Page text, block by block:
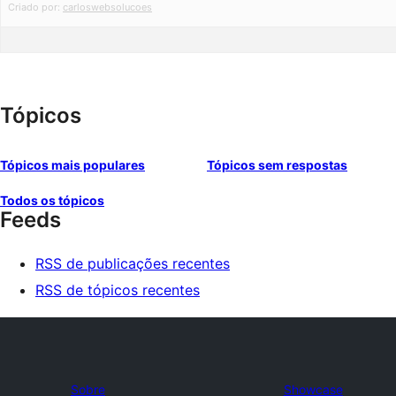
Criado por: carloswebsolucoes
Tópicos
Tópicos mais populares Tópicos sem respostas
Todos os tópicos
Feeds
RSS de publicações recentes
RSS de tópicos recentes
Sobre Showcase